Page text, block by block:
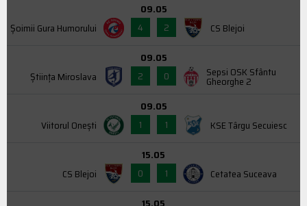
Şoimii Gura Humorului
09.05
4
2 CS Blejoi
Știința Miroslava
09.05
2
0 Sepsi OSK Sfântu
Gheorghe 2
Viitorul Onești
09.05
1
1 KSE Târgu Secuiesc
CS Blejoi
15.05
0
1 Cetatea Suceava